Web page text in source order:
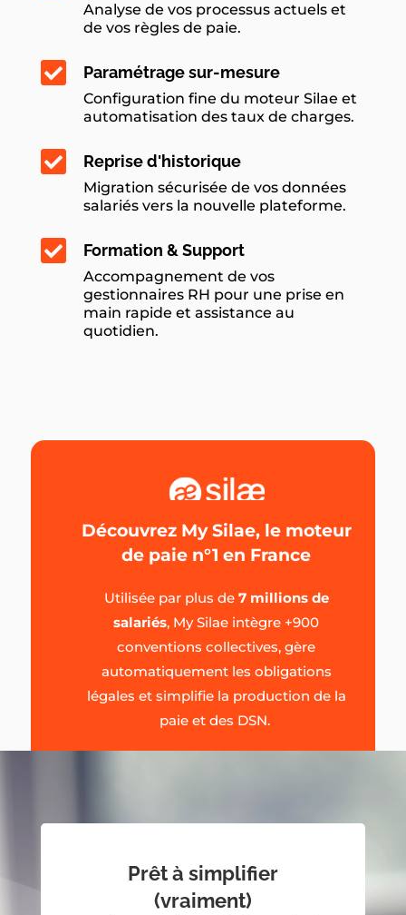
Analyse de vos processus actuels et
de vos règles de paie.
 Paramétrage sur-mesure
Configuration fine du moteur Silae et
automatisation des taux de charges.
 Reprise d'historique
Migration sécurisée de vos données
salariés vers la nouvelle plateforme.
 Formation & Support
Accompagnement de vos
gestionnaires RH pour une prise en
main rapide et assistance au
quotidien.
Découvrez My Silae, le moteur
de paie n°1 en France
Utilisée par plus de 7 millions de
salariés, My Silae intègre +900
conventions collectives, gère
automatiquement les obligations
légales et simplifie la production de la
paie et des DSN.
Prêt à simplifier
(vraiment)